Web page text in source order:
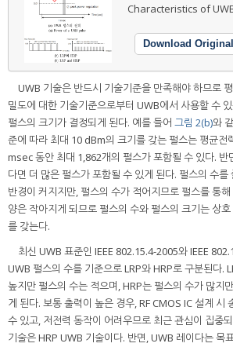
Characteristics of
Download
UWB 기술은 반드시 기술기준을 만족해야 하므로
밀도에 대한 기술기준으로부터 UWB에서 사용할 수
펄스의 크기가 결정되게 된다. 예를 들어 그림 2(b)와
준에 따라 최대 10 dBm의 크기를 갖는 펄스는 평균전
msec 동안 최대 1,862개의 펄스가 포함될 수 있다. 반
다면 더 많은 펄스가 포함될 수 있게 된다. 펄스의 수를
반경이 커지지만, 펄스의 수가 적어지므로 펄스를 통
양은 작아지게 되므로 펄스의 수와 펄스의 크기는 상
를 갖는다.
최신 UWB 표준인 IEEE 802.15.4-2005와 IEEE
UWB 펄스의 수를 기준으로 LRP와 HRP로 구분된다.
높지만 펄스의 수는 적으며, HRP는 펄스의 수가 많지
게 된다. 보통 출력이 높은 경우, RF CMOS IC 설계 시
수 있고, 저전력 동작이 어려우므로 최근 관심이 집중
기술은 HRP UWB 기술이다. 반면, UWB 레이다는 목